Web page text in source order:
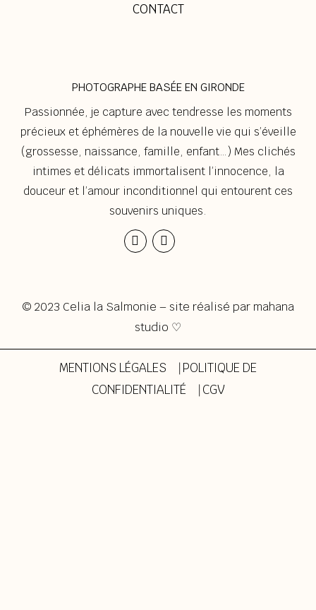
CONTACT
PHOTOGRAPHE BASÉE EN GIRONDE
Passionnée, je capture avec tendresse les moments
précieux et éphémères de la nouvelle vie qui s’éveille
(grossesse, naissance, famille, enfant…) Mes clichés
intimes et délicats immortalisent l’innocence, la
douceur et l’amour inconditionnel qui entourent ces
souvenirs uniques.
© 2023 Celia la Salmonie – site réalisé par mahana
studio ♡
MENTIONS LÉGALES ⎹ POLITIQUE DE
CONFIDENTIALITÉ ⎹ CGV